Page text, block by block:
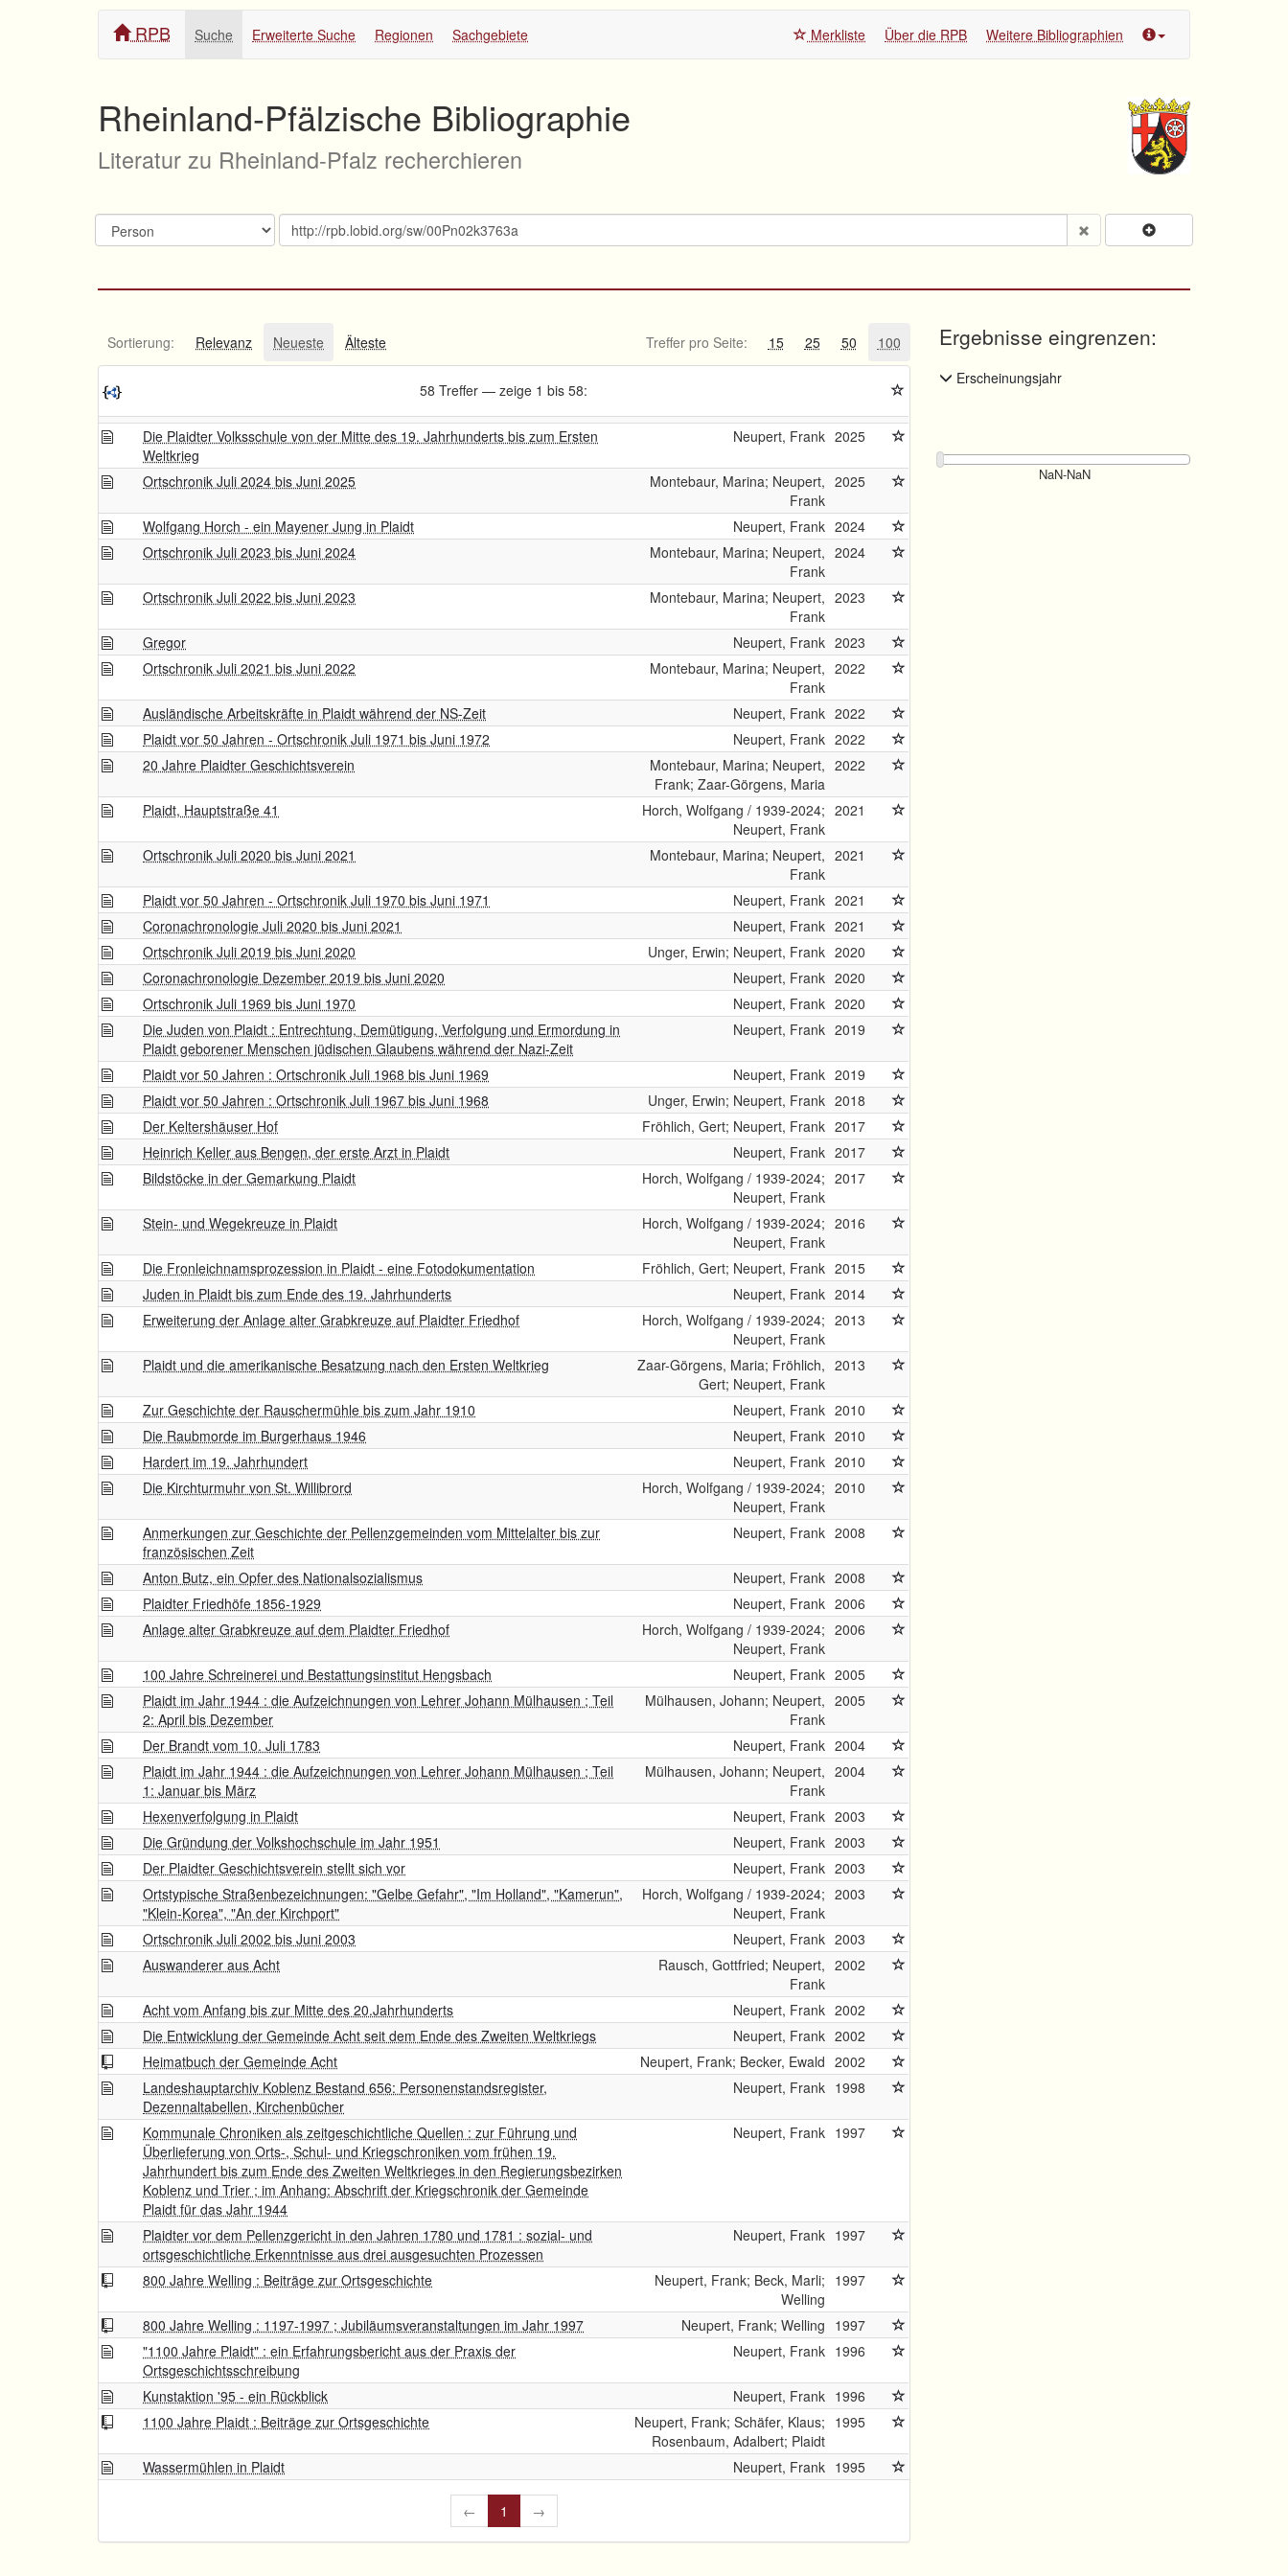
RPB Suche Erweiterte Suche Regionen Sachgebiete Merkliste Über die RPB Weitere Bibliographien
Rheinland-Pfälzische Bibliographie
Literatur zu Rheinland-Pfalz recherchieren
Sortierung: Relevanz Neueste Älteste Treffer pro Seite: 15 25 50 100
58 Treffer — zeige 1 bis 58:
Die Plaidter Volksschule von der Mitte des 19. Jahrhunderts bis zum Ersten
Weltkrieg
Neupert, Frank 2025
Ortschronik Juli 2024 bis Juni 2025
Montebaur, Marina; Neupert,
Frank
2025
Wolfgang Horch - ein Mayener Jung in Plaidt Neupert, Frank 2024
Ortschronik Juli 2023 bis Juni 2024
Montebaur, Marina; Neupert,
Frank
2024
Ortschronik Juli 2022 bis Juni 2023
Montebaur, Marina; Neupert,
Frank
2023
Gregor Neupert, Frank 2023
Ortschronik Juli 2021 bis Juni 2022
Montebaur, Marina; Neupert,
Frank
2022
Ausländische Arbeitskräfte in Plaidt während der NS-Zeit Neupert, Frank 2022
Plaidt vor 50 Jahren - Ortschronik Juli 1971 bis Juni 1972
Neupert, Frank 2022
20 Jahre Plaidter Geschichtsverein
Montebaur, Marina; Neupert,
Frank; Zaar-Görgens, Maria
2022
Plaidt, Hauptstraße 41
Horch, Wolfgang / 1939-2024;
Neupert, Frank
2021
Ortschronik Juli 2020 bis Juni 2021
Montebaur, Marina; Neupert,
Frank
2021
Plaidt vor 50 Jahren - Ortschronik Juli 1970 bis Juni 1971 Neupert, Frank 2021
Coronachronologie Juli 2020 bis Juni 2021
Neupert, Frank 2021
Ortschronik Juli 2019 bis Juni 2020
Unger, Erwin; Neupert, Frank 2020
Coronachronologie Dezember 2019 bis Juni 2020
Neupert, Frank 2020
Ortschronik Juli 1969 bis Juni 1970
Neupert, Frank 2020
Die Juden von Plaidt : Entrechtung, Demütigung, Verfolgung und Ermordung in
Plaidt geborener Menschen jüdischen Glaubens während der Nazi-Zeit
Neupert, Frank 2019
Plaidt vor 50 Jahren : Ortschronik Juli 1968 bis Juni 1969 Neupert, Frank 2019
Plaidt vor 50 Jahren : Ortschronik Juli 1967 bis Juni 1968
Unger, Erwin; Neupert, Frank 2018
Der Keltershäuser Hof
Fröhlich, Gert; Neupert, Frank 2017
Heinrich Keller aus Bengen, der erste Arzt in Plaidt
Neupert, Frank 2017
Bildstöcke in der Gemarkung Plaidt
Horch, Wolfgang / 1939-2024;
Neupert, Frank
2017
Stein- und Wegekreuze in Plaidt
Horch, Wolfgang / 1939-2024;
Neupert, Frank
2016
Die Fronleichnamsprozession in Plaidt - eine Fotodokumentation Fröhlich, Gert; Neupert, Frank 2015
Juden in Plaidt bis zum Ende des 19. Jahrhunderts
Neupert, Frank 2014
Erweiterung der Anlage alter Grabkreuze auf Plaidter Friedhof
Horch, Wolfgang / 1939-2024;
Neupert, Frank
2013
Plaidt und die amerikanische Besatzung nach den Ersten Weltkrieg
Zaar-Görgens, Maria; Fröhlich,
Gert; Neupert, Frank
2013
Zur Geschichte der Rauschermühle bis zum Jahr 1910 Neupert, Frank 2010
Die Raubmorde im Burgerhaus 1946
Neupert, Frank 2010
Hardert im 19. Jahrhundert
Neupert, Frank 2010
Die Kirchturmuhr von St. Willibrord
Horch, Wolfgang / 1939-2024;
Neupert, Frank
2010
Anmerkungen zur Geschichte der Pellenzgemeinden vom Mittelalter bis zur
französischen Zeit
Neupert, Frank 2008
Anton Butz, ein Opfer des Nationalsozialismus Neupert, Frank 2008
Plaidter Friedhöfe 1856-1929
Neupert, Frank 2006
Anlage alter Grabkreuze auf dem Plaidter Friedhof
Horch, Wolfgang / 1939-2024;
Neupert, Frank
2006
100 Jahre Schreinerei und Bestattungsinstitut Hengsbach Neupert, Frank 2005
Plaidt im Jahr 1944 : die Aufzeichnungen von Lehrer Johann Mülhausen ; Teil
2: April bis Dezember
Mülhausen, Johann; Neupert,
Frank
2005
Der Brandt vom 10. Juli 1783 Neupert, Frank 2004
Plaidt im Jahr 1944 : die Aufzeichnungen von Lehrer Johann Mülhausen ; Teil
1: Januar bis März
Mülhausen, Johann; Neupert,
Frank
2004
Hexenverfolgung in Plaidt Neupert, Frank 2003
Die Gründung der Volkshochschule im Jahr 1951
Neupert, Frank 2003
Der Plaidter Geschichtsverein stellt sich vor
Neupert, Frank 2003
Ortstypische Straßenbezeichnungen: "Gelbe Gefahr", "Im Holland", "Kamerun",
"Klein-Korea", "An der Kirchport"
Horch, Wolfgang / 1939-2024;
Neupert, Frank
2003
Ortschronik Juli 2002 bis Juni 2003 Neupert, Frank 2003
Auswanderer aus Acht
Rausch, Gottfried; Neupert,
Frank
2002
Acht vom Anfang bis zur Mitte des 20.Jahrhunderts Neupert, Frank 2002
Die Entwicklung der Gemeinde Acht seit dem Ende des Zweiten Weltkriegs
Neupert, Frank 2002
Heimatbuch der Gemeinde Acht
Neupert, Frank; Becker, Ewald 2002
Landeshauptarchiv Koblenz Bestand 656: Personenstandsregister,
Dezennaltabellen, Kirchenbücher
Neupert, Frank 1998
Kommunale Chroniken als zeitgeschichtliche Quellen : zur Führung und
Überlieferung von Orts-, Schul- und Kriegschroniken vom frühen 19.
Jahrhundert bis zum Ende des Zweiten Weltkrieges in den Regierungsbezirken
Koblenz und Trier ; im Anhang: Abschrift der Kriegschronik der Gemeinde
Plaidt für das Jahr 1944
Neupert, Frank 1997
Plaidter vor dem Pellenzgericht in den Jahren 1780 und 1781 : sozial- und
ortsgeschichtliche Erkenntnisse aus drei ausgesuchten Prozessen
Neupert, Frank 1997
800 Jahre Welling : Beiträge zur Ortsgeschichte
Neupert, Frank; Beck, Marli;
Welling
1997
800 Jahre Welling : 1197-1997 ; Jubiläumsveranstaltungen im Jahr 1997 Neupert, Frank; Welling 1997
"1100 Jahre Plaidt" : ein Erfahrungsbericht aus der Praxis der
Ortsgeschichtsschreibung
Neupert, Frank 1996
Kunstaktion '95 - ein Rückblick Neupert, Frank 1996
1100 Jahre Plaidt : Beiträge zur Ortsgeschichte
Neupert, Frank; Schäfer, Klaus;
Rosenbaum, Adalbert; Plaidt
1995
Wassermühlen in Plaidt Neupert, Frank 1995
← 1 →
Ergebnisse eingrenzen:
Erscheinungsjahr